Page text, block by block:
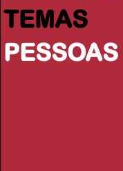
TEMAS
PESSOAS